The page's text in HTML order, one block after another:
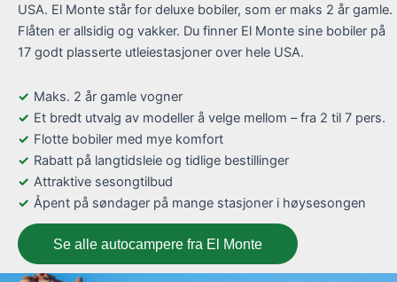
USA. El Monte står for deluxe bobiler, som er maks 2 år gamle.
Flåten er allsidig og vakker. Du finner El Monte sine bobiler på
17 godt plasserte utleiestasjoner over hele USA.
Maks. 2 år gamle vogner
Et bredt utvalg av modeller å velge mellom – fra 2 til 7 pers.
Flotte bobiler med mye komfort
Rabatt på langtidsleie og tidlige bestillinger
Attraktive sesongtilbud
Åpent på søndager på mange stasjoner i høysesongen
Se alle autocampere fra El Monte